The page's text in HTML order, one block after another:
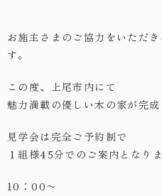
お施主さまのご協力をいただ
す。
この度、上尾市内にて
魅力満載の優しい木の家が完成
見学会は完全ご予約制で
１組様45分でのご案内となりま
10：00〜